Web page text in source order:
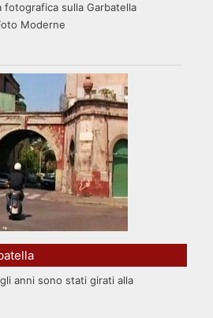
fotografica sulla Garbatella
Moderne
anni sono stati girati alla